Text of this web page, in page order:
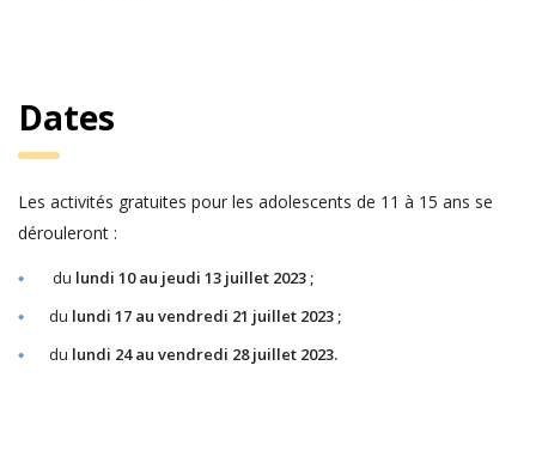
Dates
Les activités gratuites pour les adolescents de 11 à 15 ans se
dérouleront :
du lundi 10 au jeudi 13 juillet 2023 ;
du lundi 17 au vendredi 21 juillet 2023 ;
du lundi 24 au vendredi 28 juillet 2023.